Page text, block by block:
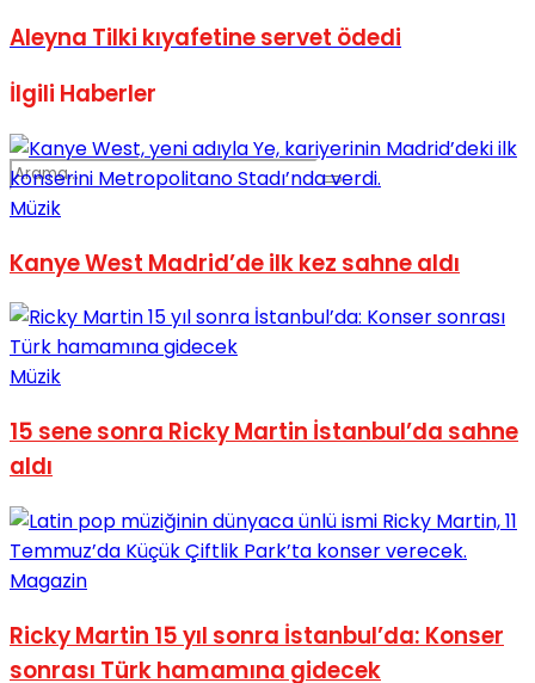
No Result
View All Result
Aleyna Tilki kıyafetine servet ödedi
İlgili Haberler
Müzik
Kanye West Madrid’de ilk kez sahne aldı
Müzik
15 sene sonra Ricky Martin İstanbul’da sahne
aldı
Magazin
Ricky Martin 15 yıl sonra İstanbul’da: Konser
sonrası Türk hamamına gidecek